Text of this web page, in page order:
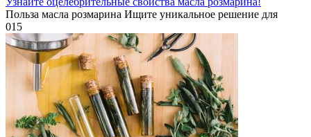
Польза масла розмарина Ищите уникальное решение для
015